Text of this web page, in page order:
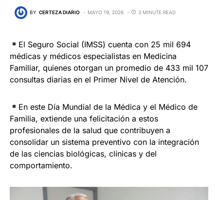
BY CERTEZA DIARIO MAYO 19, 2026 3 MINUTE READ
El Seguro Social (IMSS) cuenta con 25 mil 694
médicas y médicos especialistas en Medicina
Familiar, quienes otorgan un promedio de 433 mil 107
consultas diarias en el Primer Nivel de Atención.
En este Día Mundial de la Médica y el Médico de
Familia, extiende una felicitación a estos
profesionales de la salud que contribuyen a
consolidar un sistema preventivo con la integración
de las ciencias biológicas, clínicas y del
comportamiento.